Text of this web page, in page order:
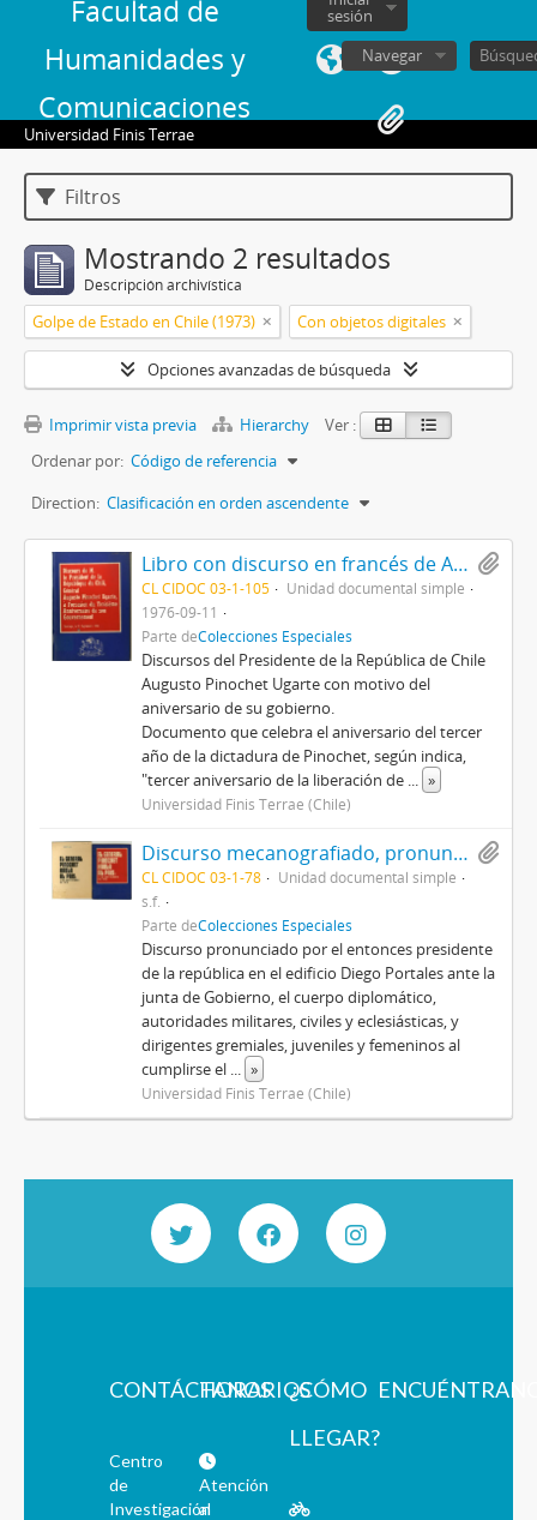
Facultad de
Humanidades y
Comunicaciones
sesión
Navegar
Universidad Finis Terrae
Filtros
Mostrando 2 resultados
Descripción archivística
Golpe de Estado en Chile (1973) Con objetos digitales
Opciones avanzadas de búsqueda
Imprimir vista previa Hierarchy
Ver :
Ordenar por: Código de referencia
Direction: Clasificación en orden ascendente
Libro con discurso en francés de Augusto Pinochet, con motivo de la conmemoración del tercer aniversario del Gobierno, titulado Discours de M. le Président de la République du Chilí, Général Augusto Pinochet Ugarte, à l'occasion du Troisième Anniversaire de son Gouvernement
CL CIDOC 03-1-105
Unidad documental simple
1976-09-11
Parte deColecciones Especiales
Discursos del Presidente de la República de Chile
Augusto Pinochet Ugarte con motivo del
aniversario de su gobierno.
Documento que celebra el aniversario del tercer
año de la dictadura de Pinochet, según indica,
"tercer aniversario de la liberación de ... »
Universidad Finis Terrae (Chile)
Discurso mecanografiado, pronunciado por Augusto Pinochet, titulado El general Pinochet habla al país: 11 de septiembre de 1976
CL CIDOC 03-1-78
Unidad documental simple
s.f.
Parte deColecciones Especiales
Discurso pronunciado por el entonces presidente
de la república en el edificio Diego Portales ante la
junta de Gobierno, el cuerpo diplomático,
autoridades militares, civiles y eclesiásticas, y
dirigentes gremiales, juveniles y femeninos al
cumplirse el ... »
Universidad Finis Terrae (Chile)
CONTÁCTANOS
Centro
de
Investigación
HORARIOS
Atención
al
¿CÓMO
LLEGAR?